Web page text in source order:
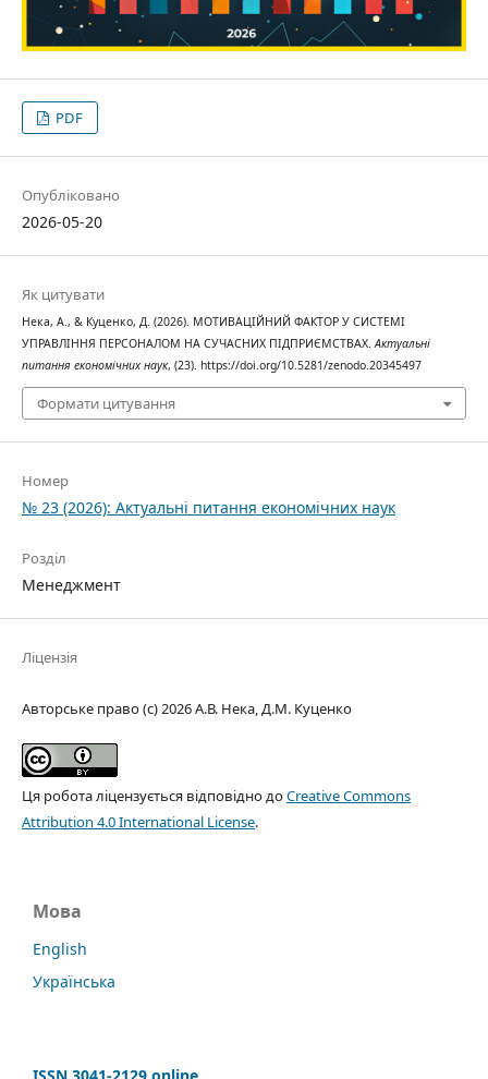
PDF
Опубліковано
2026-05-20
Як цитувати
Нека, А., & Куценко, Д. (2026). МОТИВАЦІЙНИЙ ФАКТОР У СИСТЕМІ
УПРАВЛІННЯ ПЕРСОНАЛОМ НА СУЧАСНИХ ПІДПРИЄМСТВАХ.Актуальні
питання економічних наук, (23). https://doi.org/10.5281/zenodo.20345497
Формати цитування
Номер
№ 23 (2026): Актуальні питання економічних наук
Розділ
Менеджмент
Ліцензія
Авторське право (c) 2026 А.В. Нека, Д.М. Куценко
Ця робота ліцензується відповідно доCreative Commons
Attribution 4.0 International License.
Мова
English
Українська